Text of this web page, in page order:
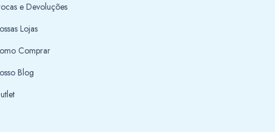
e Devoluções
Lojas
Comprar
Blog